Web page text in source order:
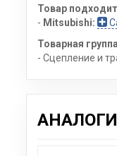
Товар
- Mitsubishi:
Товарная
- Сцепление и
АНАЛОГИ